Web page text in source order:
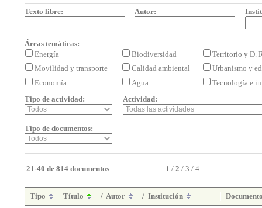
Texto libre: Autor:
Áreas temáticas:
Energía
Biodiversidad
Territorio y D.
Movilidad y transporte
Calidad ambiental
Urbanismo y
Economía
Agua
Tecnología e
Tipo de actividad:
Actividad:
Tipo de documentos:
21-40 de 814 documentos 1 / 2 / 3 / 4 ...
Tipo Título / Autor / Institución